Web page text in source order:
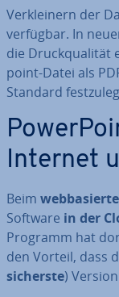
Ver­klei­nern der
verfügbar. In
die Druck­qua­li­tät
point-Datei als
Standard
Internet
Beim
Software in der
Programm hat
den Vorteil, dass
sicherste)